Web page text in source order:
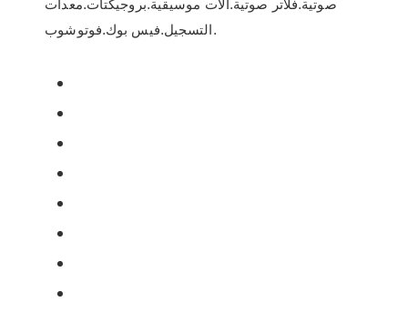
التسجيل.فيس بوك.فوتوشوب.